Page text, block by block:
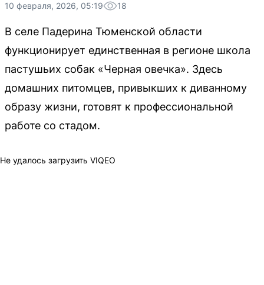
10 февраля, 2026, 05:19 18
В селе Падерина Тюменской области
функционирует единственная в регионе школа
пастушьих собак «Черная овечка». Здесь
домашних питомцев, привыкших к диванному
образу жизни, готовят к профессиональной
работе со стадом.
Не удалось загрузить VIQEO